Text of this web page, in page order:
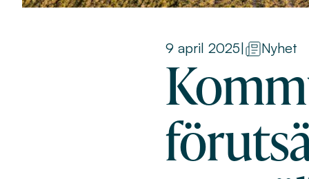
9 april 2025| Nyhet